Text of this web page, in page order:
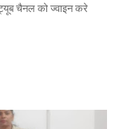
चैनल को ज्वाइन करे